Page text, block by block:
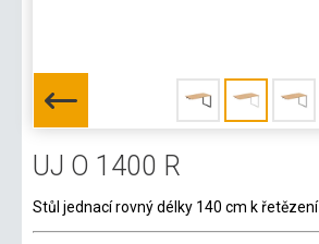
UJ O 1400 R
Stůl jednací rovný délky 140 cm k řetězení